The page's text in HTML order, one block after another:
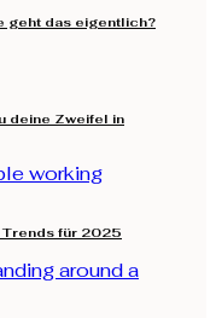
geht das eigentlich?
deine Zweifel in
Trends für 2025